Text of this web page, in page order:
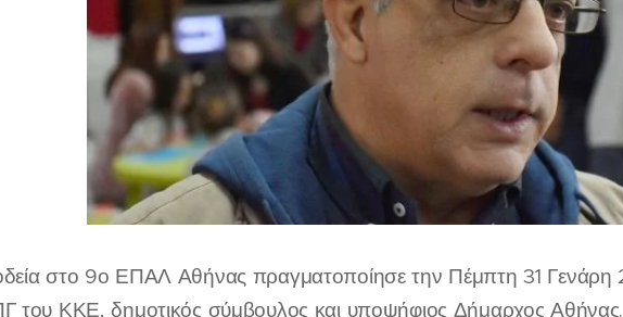
στο 9ο ΕΠΑΛ Αθήνας πραγματοποίησε την Πέμπτη 31 Γενάρη
του ΚΚΕ, δημοτικός σύμβουλος και υποψήφιος Δήμαρχος Αθήνας.